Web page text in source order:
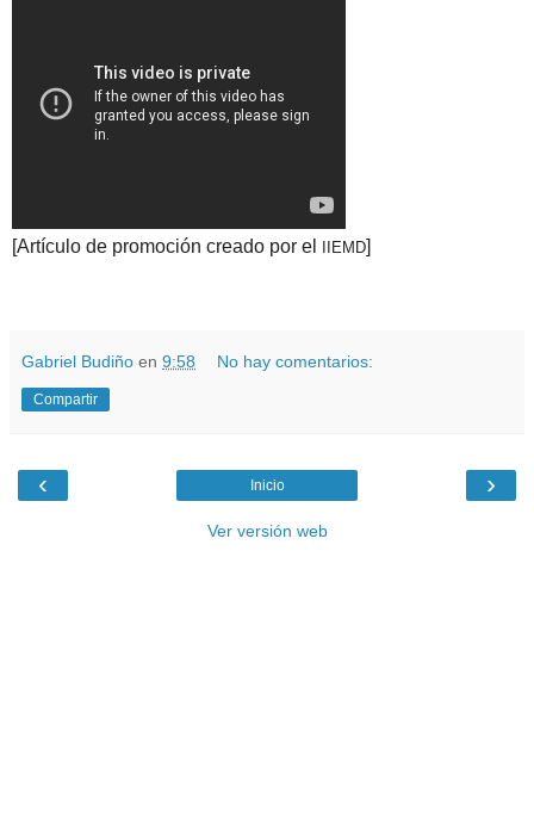
[Artículo de promoción creado por el IIEMD]
Gabriel Budiño en 9:58 No hay comentarios:
Compartir
‹ ›
Inicio
Ver versión web